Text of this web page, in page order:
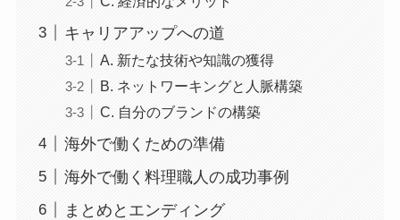
キャリアアップへの道
A. 新たな技術や知識の獲得
B. ネットワーキングと人脈構築
C. 自分のブランドの構築
海外で働くための準備
海外で働く料理職人の成功事例
まとめとエンディング